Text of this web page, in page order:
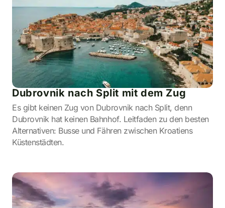
Dubrovnik nach Split mit dem Zug
Es gibt keinen Zug von Dubrovnik nach Split, denn
Dubrovnik hat keinen Bahnhof. Leitfaden zu den besten
Alternativen: Busse und Fähren zwischen Kroatiens
Küstenstädten.